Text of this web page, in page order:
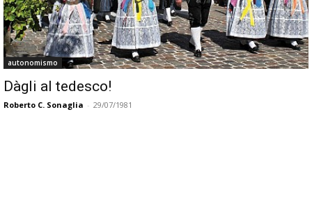
autonomismo
Dàgli al tedesco!
Roberto C. Sonaglia - 29/07/1981